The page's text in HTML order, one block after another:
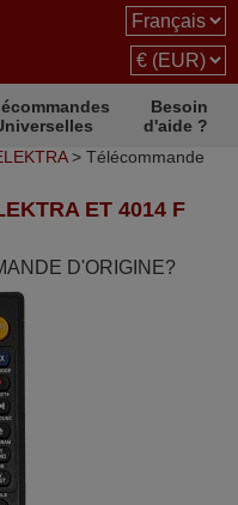
Besoin
d'aide ?
> Télécommande
ET 4014 F
D'ORIGINE?